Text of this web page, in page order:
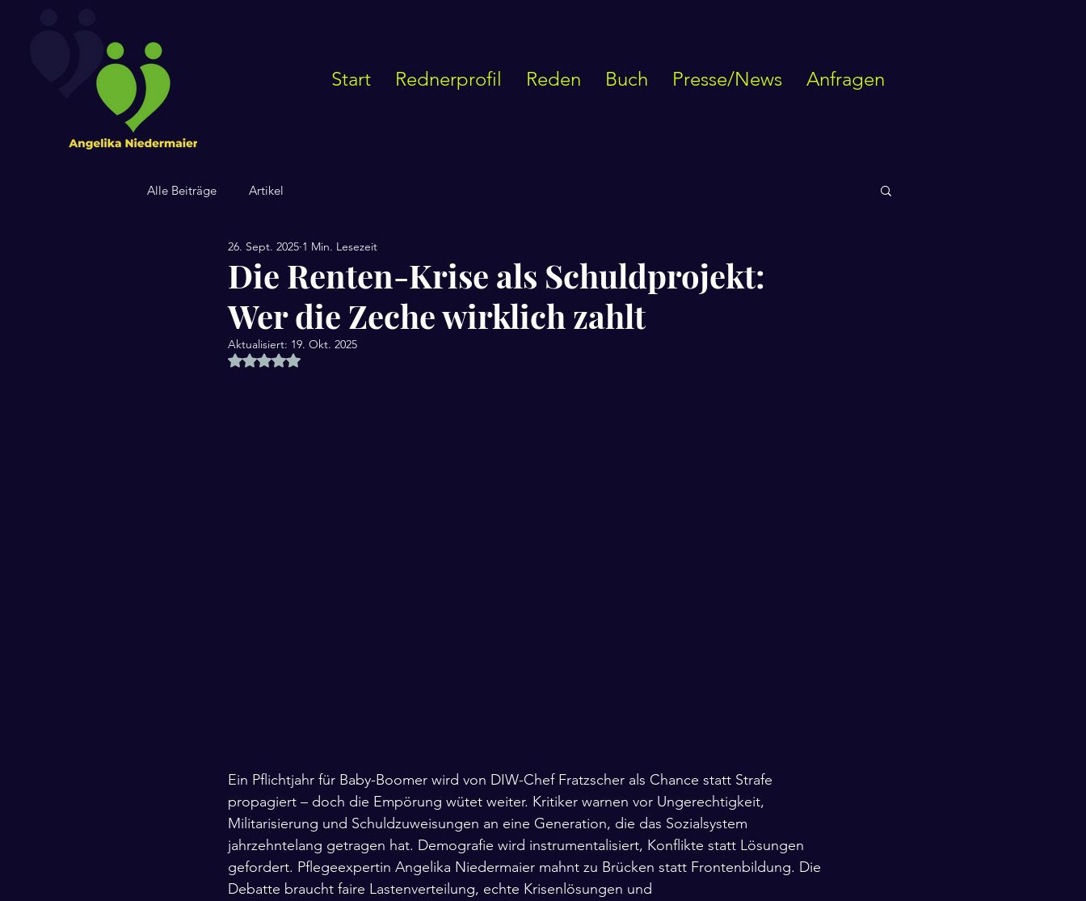
Start Rednerprofil Reden Buch Presse/News Anfragen
Alle Beiträge Artikel
Die Renten-Krise als Schuldprojekt:
Wer die Zeche wirklich zahlt
26. Sept. 2025 1 Min. Lesezeit
Aktualisiert: 19. Okt. 2025
Mit NaN von 5 Sternen bewertet.
Ein Pflichtjahr für Baby-Boomer wird von DIW-Chef Fratzscher als Chance statt Strafe
propagiert – doch die Empörung wütet weiter. Kritiker warnen vor Ungerechtigkeit,
Militarisierung und Schuldzuweisungen an eine Generation, die das Sozialsystem
jahrzehntelang getragen hat. Demografie wird instrumentalisiert, Konflikte statt Lösungen
gefordert. Pflegeexpertin Angelika Niedermaier mahnt zu Brücken statt Frontenbildung. Die
Debatte braucht faire Lastenverteilung, echte Krisenlösungen und